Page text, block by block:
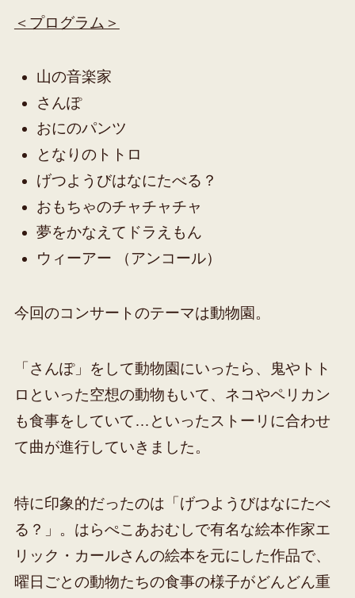
＜プログラム＞
山の音楽家
さんぽ
おにのパンツ
となりのトトロ
げつようびはなにたべる？
おもちゃのチャチャチャ
夢をかなえてドラえもん
ウィーアー （アンコール）
今回のコンサートのテーマは動物園。
「さんぽ」をして動物園にいったら、鬼やトト
ロといった空想の動物もいて、ネコやペリカン
も食事をしていて…といったストーリに合わせ
て曲が進行していきました。
特に印象的だったのは「げつようびはなにたべ
る？」。はらぺこあおむしで有名な絵本作家エ
リック・カールさんの絵本を元にした作品で、
曜日ごとの動物たちの食事の様子がどんどん重